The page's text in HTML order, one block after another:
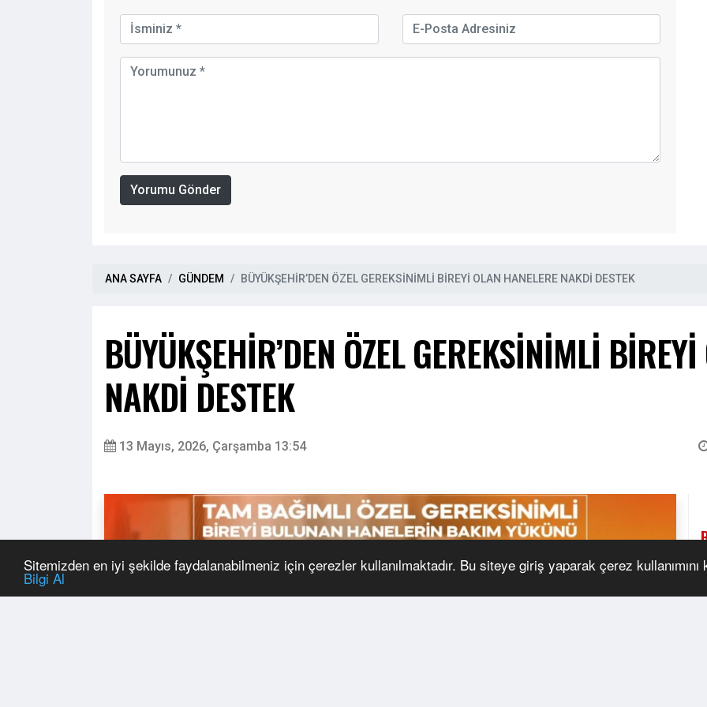
Sitemizden en iyi şekilde faydalanabilmeniz için çerezler kullanılmaktadır. Bu siteye giriş yaparak çerez kullanımını
Bilgi Al
Yorumu Gönder
ANA SAYFA GÜNDEM BÜYÜKŞEHİR’DEN ÖZEL GEREKSİNİMLİ BİREYİ OLAN HANELERE NAKDİ DESTEK
BÜYÜKŞEHİR’DEN ÖZEL GEREKSİNİMLİ
NAKDİ DESTEK
13 Mayıs, 2026, Çarşamba 13:54